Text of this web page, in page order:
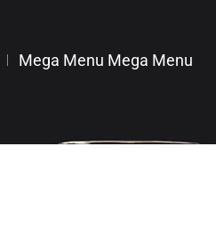
Mega Menu Mega Menu